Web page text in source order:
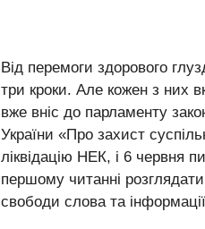
Від перемоги здорового
три кроки. Але кожен з них
вже вніс до парламенту
України «Про захист
ліквідацію НЕК, і 6 червня
першому читанні
свободи слова та